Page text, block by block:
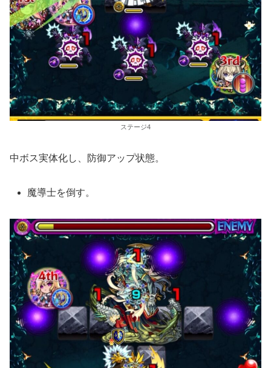
ステージ4
中ボス実体化し、防御アップ状態。
魔導士を倒す。